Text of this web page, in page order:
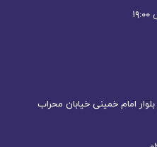
امام خمینی خیابان محراب